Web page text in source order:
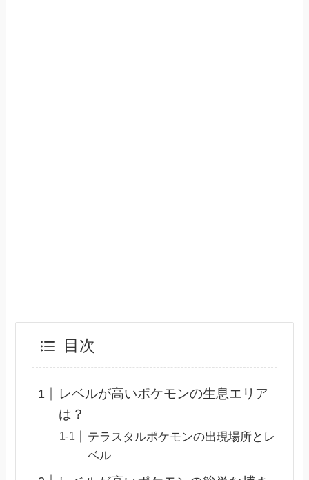
目次
レベルが高いポケモンの生息エリア
は？
テラスタルポケモンの出現場所とレ
ベル